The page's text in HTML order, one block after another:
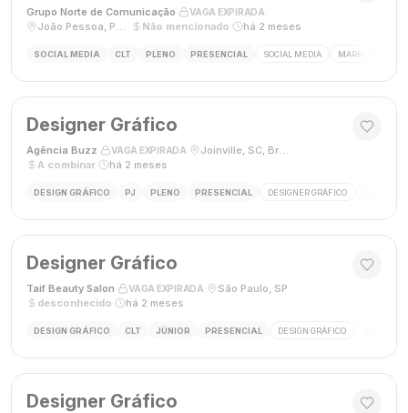
Grupo Norte de Comunicação VAGA EXPIRADA
João Pessoa, Paraíba, Brasil
Não mencionado há 2 meses
SOCIAL MEDIA CLT PLENO PRESENCIAL SOCIAL MEDIA MARKETING
Designer Gráfico
Agência Buzz VAGA EXPIRADA Joinville, SC, Brasil
A combinar
há 2 meses
DESIGN GRÁFICO PJ PLENO PRESENCIAL DESIGNER GRÁFICO
Designer Gráfico
Taif Beauty Salon VAGA EXPIRADA São Paulo, SP
desconhecido
há 2 meses
DESIGN GRÁFICO CLT JÚNIOR PRESENCIAL DESIGN GRÁFICO
Designer Gráfico